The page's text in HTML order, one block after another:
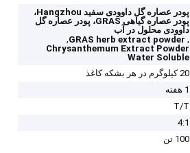
پودر عصاره گل داوودی سفید Hangzhou،
پودر عصاره گیاهی GRAS، پودر عصاره گل
داوودی محلول در آب
,
GRAS herb extract powder
,
Chrysanthemum Extract Powder
Water Soluble
20 کیلوگرم در هر بشکه کاغذ
1 هفته
T/T
4:1
100 تن